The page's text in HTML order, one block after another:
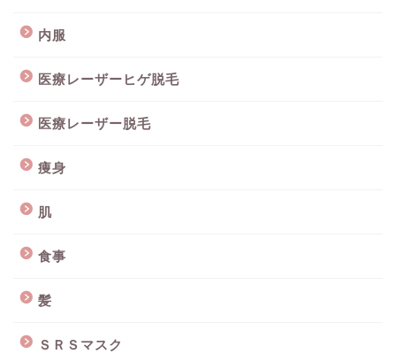
内服
医療レーザーヒゲ脱毛
医療レーザー脱毛
痩身
肌
食事
髪
ＳＲＳマスク